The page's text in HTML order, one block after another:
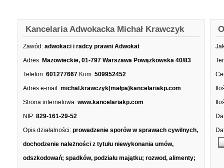
Kancelaria Adwokacka Michał Krawczyk
Zawód: adwokaci i radcy prawni Adwokat
Adres: Mazowieckie, 01-797 Warszawa Powązkowska 40/83
Telefon: 601277667 Kom. 509952452
Adres e-mail: michal.krawczyk(małpa)kancelariakp.com
Strona internetowa: www.kancelariakp.com
NIP: 829-161-29-52
Opis działalności: prowadzenie sporów w sprawach cywilnych,
dochodzenie należności z tytułu niewykonania umów,
odszkodowań; spadków, podziału majątku; rozwod, alimenty;